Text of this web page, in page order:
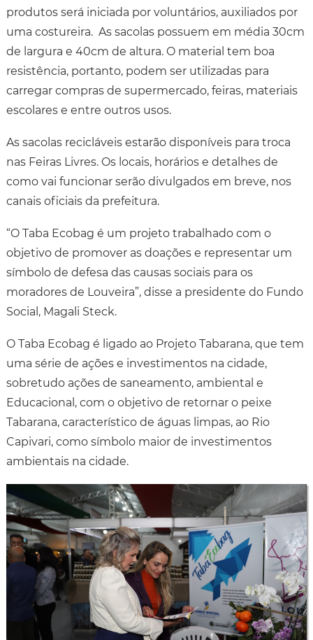
produtos será iniciada por voluntários, auxiliados por
uma costureira. As sacolas possuem em média 30cm
de largura e 40cm de altura. O material tem boa
resistência, portanto, podem ser utilizadas para
carregar compras de supermercado, feiras, materiais
escolares e entre outros usos.
As sacolas recicláveis estarão disponíveis para troca
nas Feiras Livres. Os locais, horários e detalhes de
como vai funcionar serão divulgados em breve, nos
canais oficiais da prefeitura.
“O Taba Ecobag é um projeto trabalhado com o
objetivo de promover as doações e representar um
símbolo de defesa das causas sociais para os
moradores de Louveira”, disse a presidente do Fundo
Social, Magali Steck.
O Taba Ecobag é ligado ao Projeto Tabarana, que tem
uma série de ações e investimentos na cidade,
sobretudo ações de saneamento, ambiental e
Educacional, com o objetivo de retornar o peixe
Tabarana, característico de águas limpas, ao Rio
Capivari, como símbolo maior de investimentos
ambientais na cidade.